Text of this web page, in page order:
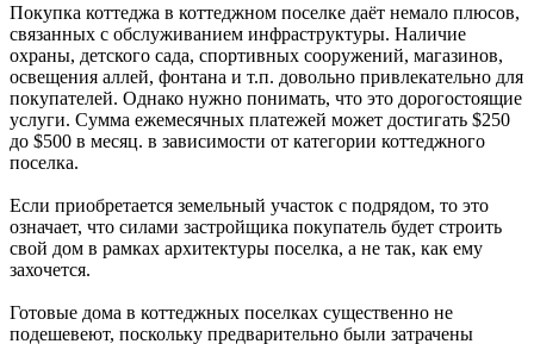
Покупка коттеджа в коттеджном поселке даёт немало плюсов,
связанных с обслуживанием инфраструктуры. Наличие
охраны, детского сада, спортивных сооружений, магазинов,
освещения аллей, фонтана и т.п. довольно привлекательно для
покупателей. Однако нужно понимать, что это дорогостоящие
услуги. Сумма ежемесячных платежей может достигать $250
до $500 в месяц. в зависимости от категории коттеджного
поселка.
Если приобретается земельный участок с подрядом, то это
означает, что силами застройщика покупатель будет строить
свой дом в рамках архитектуры поселка, а не так, как ему
захочется.
Готовые дома в коттеджных поселках существенно не
подешевеют, поскольку предварительно были затрачены